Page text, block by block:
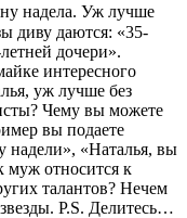
надела. Уж лучше
диву даются: «35-
дочери».
интересного
уж лучше без
Чему вы можете
вы подаете
надели», «Наталья, вы
муж относится к
талантов? Нечем
P.S. Делитесь…